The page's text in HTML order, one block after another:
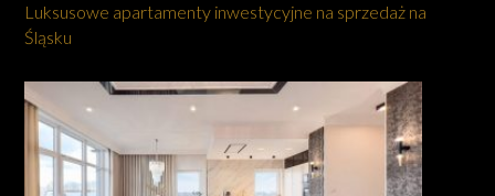
Luksusowe apartamenty inwestycyjne na sprzedaż na
Śląsku